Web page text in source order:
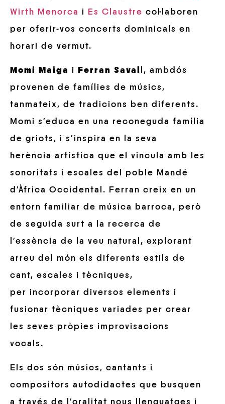
Wirth Menorca i Es Claustre col·laboren
per oferir-vos concerts dominicals en
horari de vermut.
Momi Maiga i Ferran Saval
l, ambdós
provenen de famílies de músics,
tanmateix, de tradicions ben diferents.
Momi s’educa en una reconeguda família
de griots, i s’inspira en la seva
herència artística que el vincula amb les
sonoritats i escales del poble Mandé
d’Àfrica Occidental. Ferran creix en un
entorn familiar de música barroca, però
de seguida surt a la recerca de
l’essència de la veu natural, explorant
arreu del món els diferents estils de
cant, escales i tècniques,
per incorporar diversos elements i
fusionar tècniques variades per crear
les seves pròpies improvisacions
vocals.
Els dos són músics, cantants i
compositors autodidactes que busquen
a través de l’oralitat nous llenguatges i